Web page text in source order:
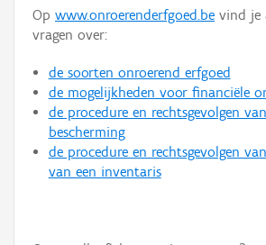
Op www.onroerenderfgoed.be vind je
vragen over:
de soorten onroerend erfgoed
de mogelijkheden voor financiële
de procedure en rechtsgevolgen
bescherming
de procedure en rechtsgevolgen
van een inventaris